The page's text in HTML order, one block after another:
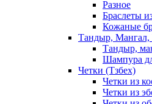
Разное
Браслеты
Кожаные
Тандыр,
Тандыр,
Шампура
Четки (Тзбех)
Четки из
Четки из